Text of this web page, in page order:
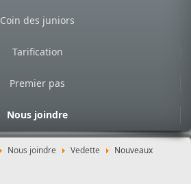
Coin des juniors
Tarification
Premier pas
Nous joindre
Nous joindre Vedette
Nouveaux